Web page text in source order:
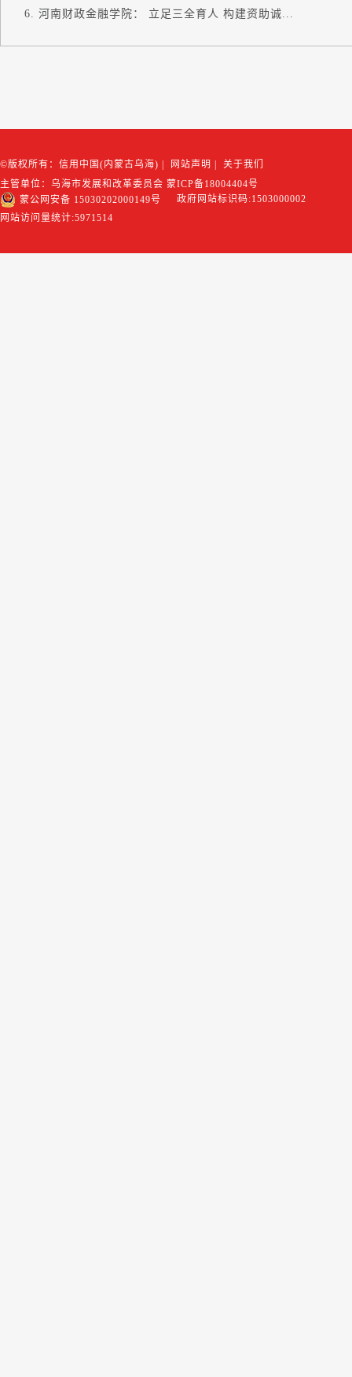
河南财政金融学院： 立足三全育人 构建资助诚...
©版权所有：信用中国(内蒙古乌海) 网站声明
关于我们
主管单位：乌海市发展和改革委员会 蒙ICP备18004404号
蒙公网安备 15030202000149号
政府网站标识码:1503000002
网站访问量统计:5971514